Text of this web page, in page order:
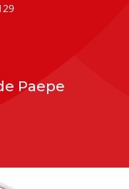
Paepe